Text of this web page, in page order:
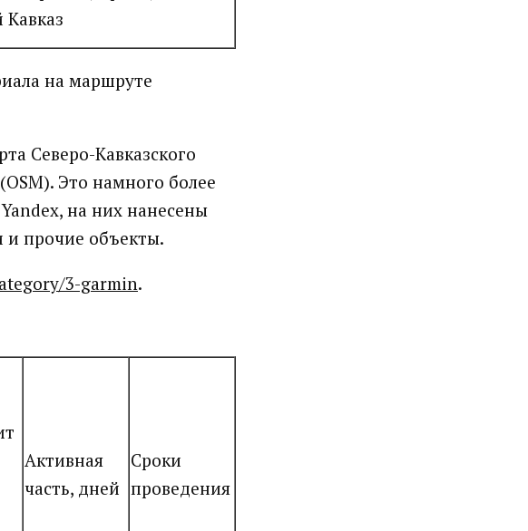
на маршруте
Северо-Кавказского
Это намного более
на них нанесены
и прочие объекты.
3-garmin.
Активная
часть, дней
Сроки
проведения